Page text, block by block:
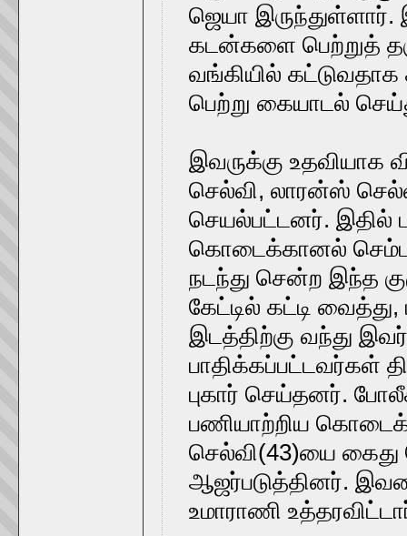
ஜெயா இருந்துள்ளார்.
கடன்களை பெற்றுத்
வங்கியில் கட்டுவதாக
பெற்று கையாடல்
இவருக்கு உதவியாக
செல்வி, லாரன்ஸ்
செயல்பட்டனர். இதில்
கொடைக்கானல்
நடந்து சென்ற இந்த
கேட்டில் கட்டி
இடத்திற்கு வந்து
பாதிக்கப்பட்டவர்கள்
புகார் செய்தனர்.
பணியாற்றிய
செல்வி(43)யை கைது
ஆஜர்படுத்தினர்.
உமாராணி